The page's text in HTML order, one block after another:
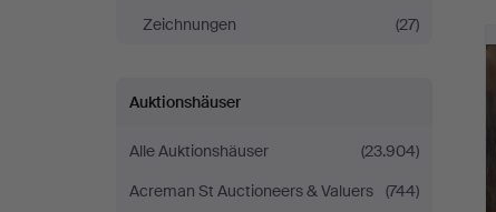
Zeichnungen
(27)
Auktionshäuser
Alle Auktionshäuser
(23.904)
Acreman St Auctioneers & Valuers
(744)